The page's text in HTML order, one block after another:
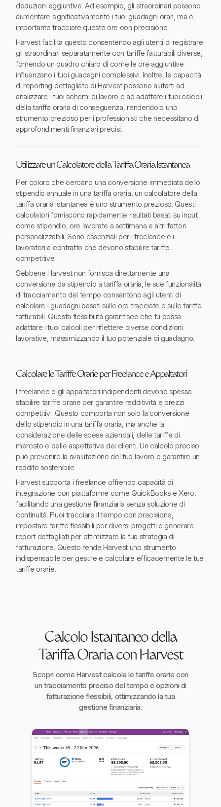
deduzioni aggiuntive. Ad esempio, gli straordinari possono
aumentare significativamente i tuoi guadagni orari, ma è
importante tracciare queste ore con precisione.
Harvest facilita questo consentendo agli utenti di registrare
gli straordinari separatamente con tariffe fatturabili diverse,
fornendo un quadro chiaro di come le ore aggiuntive
influenzano i tuoi guadagni complessivi. Inoltre, le capacità
di reporting dettagliato di Harvest possono aiutarti ad
analizzare i tuoi schemi di lavoro e ad adattare i tuoi calcoli
della tariffa oraria di conseguenza, rendendolo uno
strumento prezioso per i professionisti che necessitano di
approfondimenti finanziari precisi.
Utilizzare un Calcolatore della Tariffa Oraria Istantanea
Per coloro che cercano una conversione immediata dello
stipendio annuale in una tariffa oraria, un calcolatore della
tariffa oraria istantanea è uno strumento prezioso. Questi
calcolatori forniscono rapidamente risultati basati su input
come stipendio, ore lavorate a settimana e altri fattori
personalizzabili. Sono essenziali per i freelance e i
lavoratori a contratto che devono stabilire tariffe
competitive.
Sebbene Harvest non fornisca direttamente una
conversione da stipendio a tariffa oraria, le sue funzionalità
di tracciamento del tempo consentono agli utenti di
calcolare i guadagni basati sulle ore tracciate e sulle tariffe
fatturabili. Questa flessibilità garantisce che tu possa
adattare i tuoi calcoli per riflettere diverse condizioni
lavorative, massimizzando il tuo potenziale di guadagno.
Calcolare le Tariffe Orarie per Freelance e Appaltatori
I freelance e gli appaltatori indipendenti devono spesso
stabilire tariffe orarie per garantire redditività e prezzi
competitivi. Questo comporta non solo la conversione
dello stipendio in una tariffa oraria, ma anche la
considerazione delle spese aziendali, delle tariffe di
mercato e delle aspettative dei clienti. Un calcolo preciso
può prevenire la svalutazione del tuo lavoro e garantire un
reddito sostenibile.
Harvest supporta i freelance offrendo capacità di
integrazione con piattaforme come QuickBooks e Xero,
facilitando una gestione finanziaria senza soluzione di
continuità. Puoi tracciare il tempo con precisione,
impostare tariffe flessibili per diversi progetti e generare
report dettagliati per ottimizzare la tua strategia di
fatturazione. Questo rende Harvest uno strumento
indispensabile per gestire e calcolare efficacemente le tue
tariffe orarie.
Calcolo Istantaneo della
Tariffa Oraria con Harvest
Scopri come Harvest calcola le tariffe orarie con
un tracciamento preciso del tempo e opzioni di
fatturazione flessibili, ottimizzando la tua
gestione finanziaria.